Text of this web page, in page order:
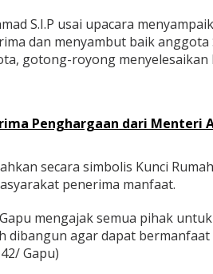
S.I.P usai upacara
dan menyambut baik anggota
gotong-royong menyelesaikan
Penghargaan dari Menteri
secara simbolis Kunci
penerima manfaat.
mengajak semua pihak
dibangun agar dapat bermanfaat
Gapu)